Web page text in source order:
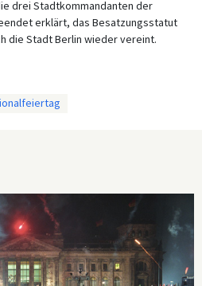
drei Stadtkommandanten der
erklärt, das Besatzungsstatut
die Stadt Berlin wieder vereint.